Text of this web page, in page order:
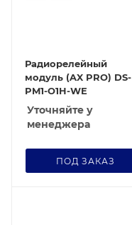
Радиорелейный
модуль (AX PRO) DS-
PM1-O1H-WE
Уточняйте у
менеджера
ПОД ЗАКАЗ